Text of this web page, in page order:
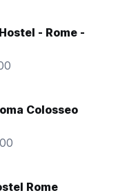
- Rome -
Colosseo
Rome